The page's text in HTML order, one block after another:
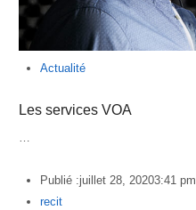
Actualité
Les services VOA
…
Publié :juillet 28, 20203:41 pm
Author
recit